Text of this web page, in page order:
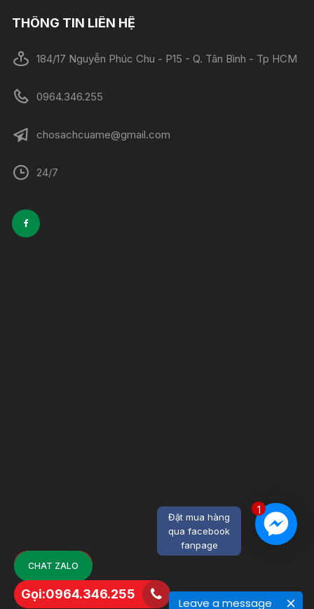
Leave a message
1
Đặt mua hàng
qua facebook
fanpage
THÔNG TIN LIÊN HỆ
184/17 Nguyễn Phúc Chu - P15 - Q. Tân Bình - Tp HCM
0964.346.255
chosachcuame@gmail.com
24/7
CHAT ZALO
Gọi:0964.346.255